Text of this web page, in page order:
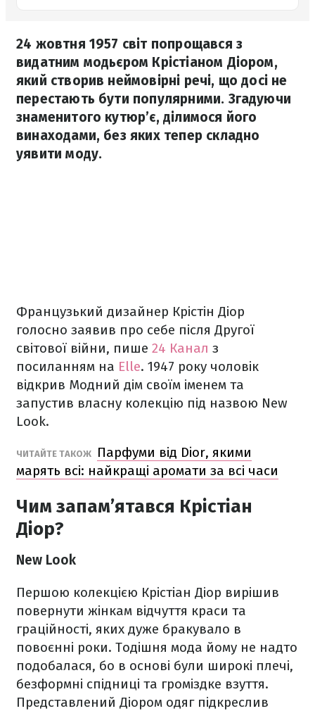
24 жовтня 1957 світ попрощався з
видатним модьєром Крістіаном Діором,
який створив неймовірні речі, що досі не
перестають бути популярними. Згадуючи
знаменитого кутюр’є, ділимося його
винаходами, без яких тепер складно
уявити моду.
Французький дизайнер Крістін Діор
голосно заявив про себе після Другої
світової війни, пише 24 Канал з
посиланням на Elle. 1947 року чоловік
відкрив Модний дім своїм іменем та
запустив власну колекцію під назвою New
Look.
ЧИТАЙТЕ ТАКОЖ
Парфуми від Dior, якими
марять всі: найкращі аромати за всі часи
Чим запам’ятався Крістіан
Діор?
New Look
Першою колекцією Крістіан Діор вирішив
повернути жінкам відчуття краси та
граційності, яких дуже бракувало в
повоєнні роки. Тодішня мода йому не надто
подобалася, бо в основі були широкі плечі,
безформні спідниці та громіздке взуття.
Представлений Діором одяг підкреслив